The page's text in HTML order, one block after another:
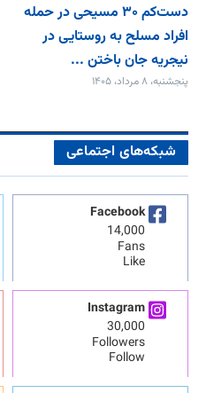
دست‌کم ۳۰ مسیحی در حمله
افراد مسلح به روستایی در
نیجریه جان باختن ...
پنجشنبه، ۸ مرداد، ۱۴۰۵
شبکه‌های اجتماعی
Facebook
14,000
Fans
Like
Instagram
30,000
Followers
Follow